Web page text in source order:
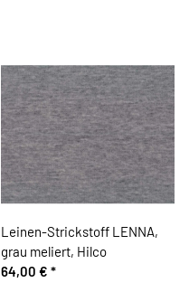
Leinen-Strickstoff LENNA,
grau meliert, Hilco
64,00 € *